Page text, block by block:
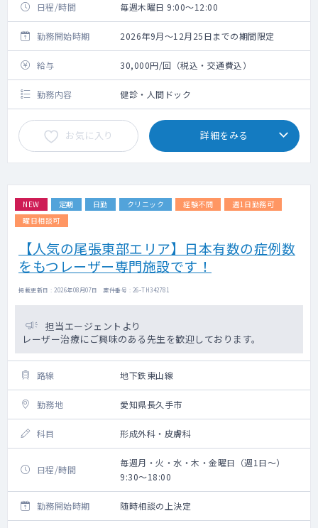
日程/時間 毎週木曜日 9:00～12:00
勤務開始時期 2026年9月～12月25日までの期間限定
給与 30,000円/回（税込・交通費込）
勤務内容 健診・人間ドック
お気に入り 詳細をみる
NEW 定期 日勤 クリニック 経験不問
週1日勤務可
曜日相談可
【人気の尾張東部エリア】日本有数の症例数
をもつレーザー専門施設です！
掲載更新日 : 2026年08月07日 案件番号 : 26-TH342781
担当エージェントより
レーザー治療にご興味のある先生を歓迎しております。
路線 地下鉄東山線
勤務地 愛知県長久手市
科目 形成外科・皮膚科
日程/時間
毎週月・火・水・木・金曜日（週1日～）
9:30～18:00
勤務開始時期 随時相談の上決定